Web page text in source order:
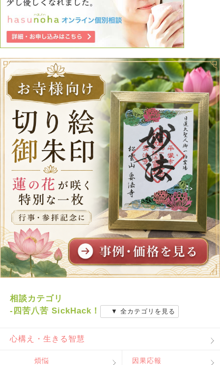
して、母親が可哀想だから聞かなければ、聞いたら母親は解
決手段を見つけるかもしれない、と思いながら聞いていまし
たが、私が聞き続けたせいで私だけが傷付き、とても悔しく
後悔しています。疲れました。
相談カテゴリ
-四苦八苦 SickHack！
▼ 全カテゴリを見る
心構え・生きる智慧
煩悩 因果応報